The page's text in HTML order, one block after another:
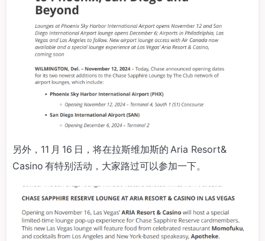
另外，11 月 16 日，将在拉斯维加斯的 Aria Resort&
Casino 有特别活动，大家路过可以参加一下。